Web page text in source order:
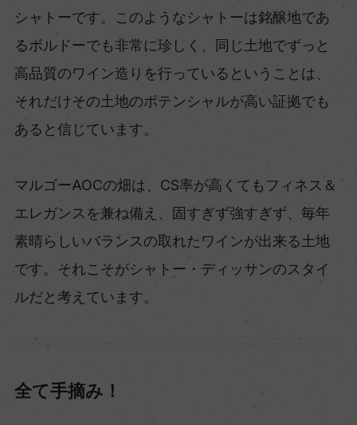
シャトーです。このようなシャトーは銘醸地であ
るボルドーでも非常に珍しく、同じ土地でずっと
高品質のワイン造りを行っているということは、
それだけその土地のポテンシャルが高い証拠でも
あると信じています。
マルゴーAOCの畑は、CS率が高くてもフィネス＆
エレガンスを兼ね備え、固すぎず強すぎず、毎年
素晴らしいバランスの取れたワインが出来る土地
です。それこそがシャトー・ディッサンのスタイ
ルだと考えています。
全て手摘み！